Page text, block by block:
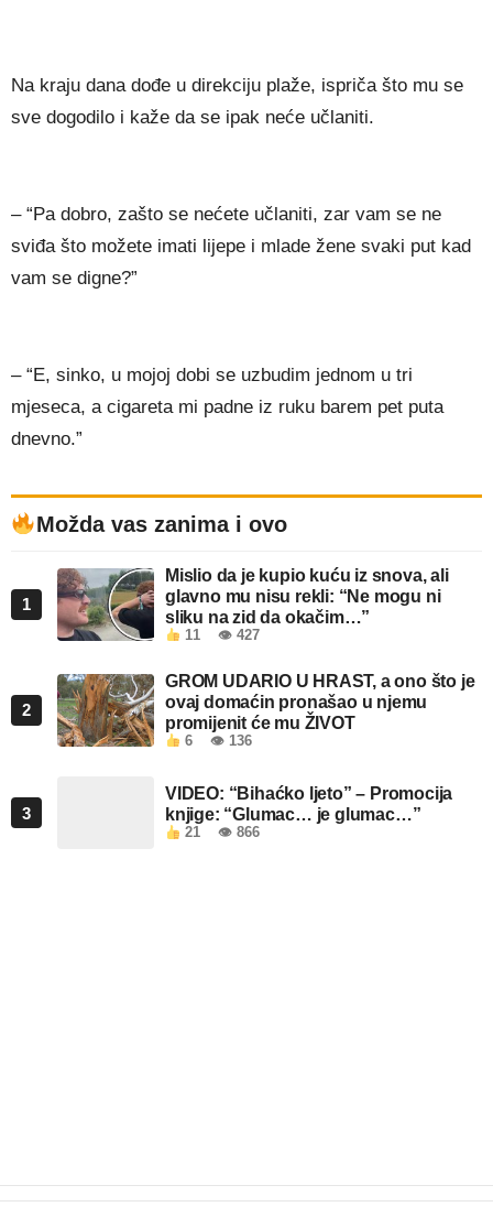
Na kraju dana dođe u direkciju plaže, ispriča što mu se
sve dogodilo i kaže da se ipak neće učlaniti.
– “Pa dobro, zašto se nećete učlaniti, zar vam se ne
sviđa što možete imati lijepe i mlade žene svaki put kad
vam se digne?”
– “E, sinko, u mojoj dobi se uzbudim jednom u tri
mjeseca, a cigareta mi padne iz ruku barem pet puta
dnevno.”
Možda vas zanima i ovo
1
Mislio da je kupio kuću iz snova, ali
glavno mu nisu rekli: “Ne mogu ni
sliku na zid da okačim…”
11 👁 427
2
GROM UDARIO U HRAST, a ono što je
ovaj domaćin pronašao u njemu
promijenit će mu ŽIVOT
6 👁 136
3
VIDEO: “Bihaćko ljeto” – Promocija
knjige: “Glumac… je glumac…”
21 👁 866